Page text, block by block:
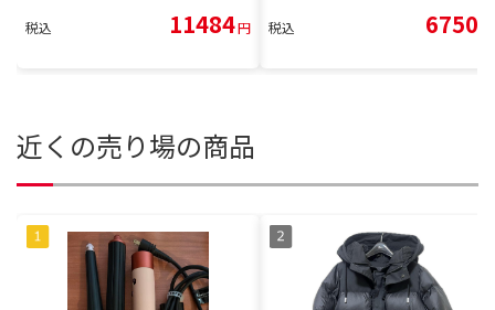
税込 11484円 税込 6750
近くの売り場の商品